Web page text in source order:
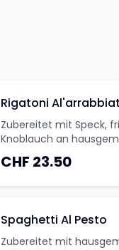
Rigatoni
Zubereitet mit Speck,
Knoblauch an
CHF 23.50
Spaghetti Al Pesto
Zubereitet mit